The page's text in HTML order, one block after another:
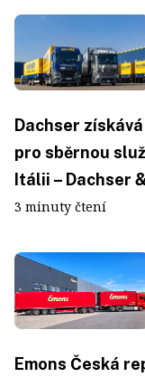
Dachser
pro sběrnou
Itálii – Dachser
3 minuty čtení
Emons Česká